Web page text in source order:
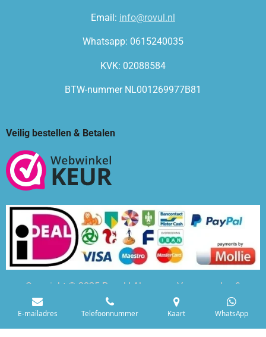
Email: info@rovul.nl
Whatsapp: 0615240035
KVK: 02088584
BTW-nummer NL001269977B81
Veilig bestellen & Betalen
Copyright © 2025 Rovul I Algemene Voorwaarden &
Privacybeleid
Verzenden- & Retourvoorwaarden
E-mailadres Telefoonnummer Kaart WhatsApp